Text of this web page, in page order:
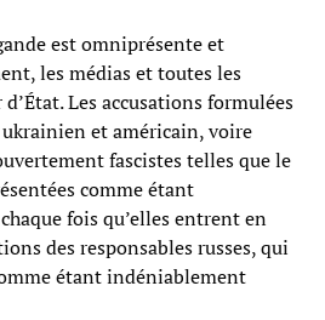
est omniprésente et
les médias et toutes les
Les accusations formulées
et américain, voire
fascistes telles que le
comme étant
fois qu’elles entrent en
des responsables russes, qui
étant indéniablement